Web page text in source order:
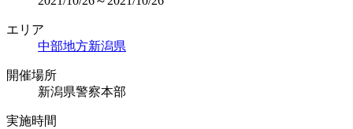
エリア
中部地方新潟県
開催場所
新潟県警察本部
実施時間